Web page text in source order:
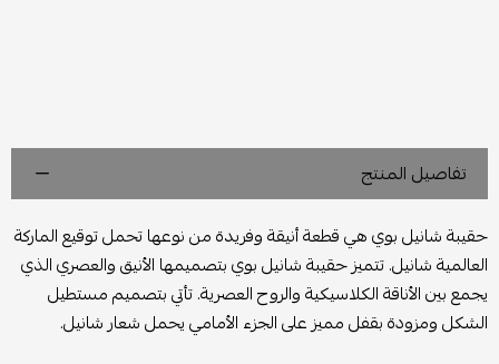
تفاصيل المنتج
حقيبة شانيل بوي هي قطعة أنيقة وفريدة من نوعها تحمل توقيع الماركة
العالمية شانيل. تتميز حقيبة شانيل بوي بتصميمها الأنيق والعصري الذي
يجمع بين الأناقة الكلاسيكية والروح العصرية. تأتي بتصميم مستطيل
الشكل ومزودة بقفل مميز على الجزء الأمامي يحمل شعار شانيل.